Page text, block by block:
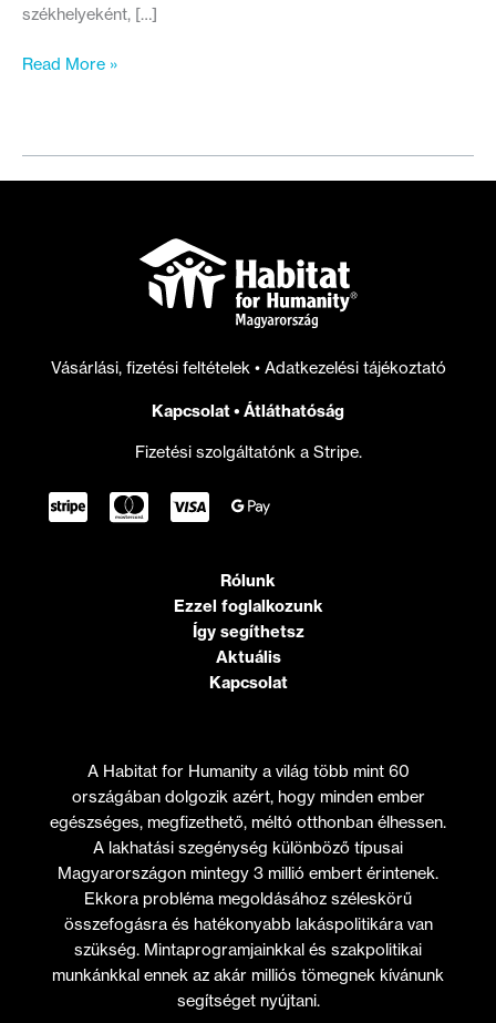
székhelyeként, […]
Évek
Margit
Read More »
Vásárlási, fizetési feltételek • Adatkezelési tájékoztató
Kapcsolat• Átláthatóság
Fizetési szolgáltatónk a Stripe.
Rólunk
Ezzel foglalkozunk
Így segíthetsz
Aktuális
Kapcsolat
A Habitat for Humanity a világ több mint 60
országában dolgozik azért, hogy minden ember
egészséges, megfizethető, méltó otthonban élhessen.
A lakhatási szegénység különböző típusai
Magyarországon mintegy 3 millió embert érintenek.
Ekkora probléma megoldásához széleskörű
összefogásra és hatékonyabb lakáspolitikára van
szükség. Mintaprogramjainkkal és szakpolitikai
munkánkkal ennek az akár milliós tömegnek kívánunk
segítséget nyújtani.